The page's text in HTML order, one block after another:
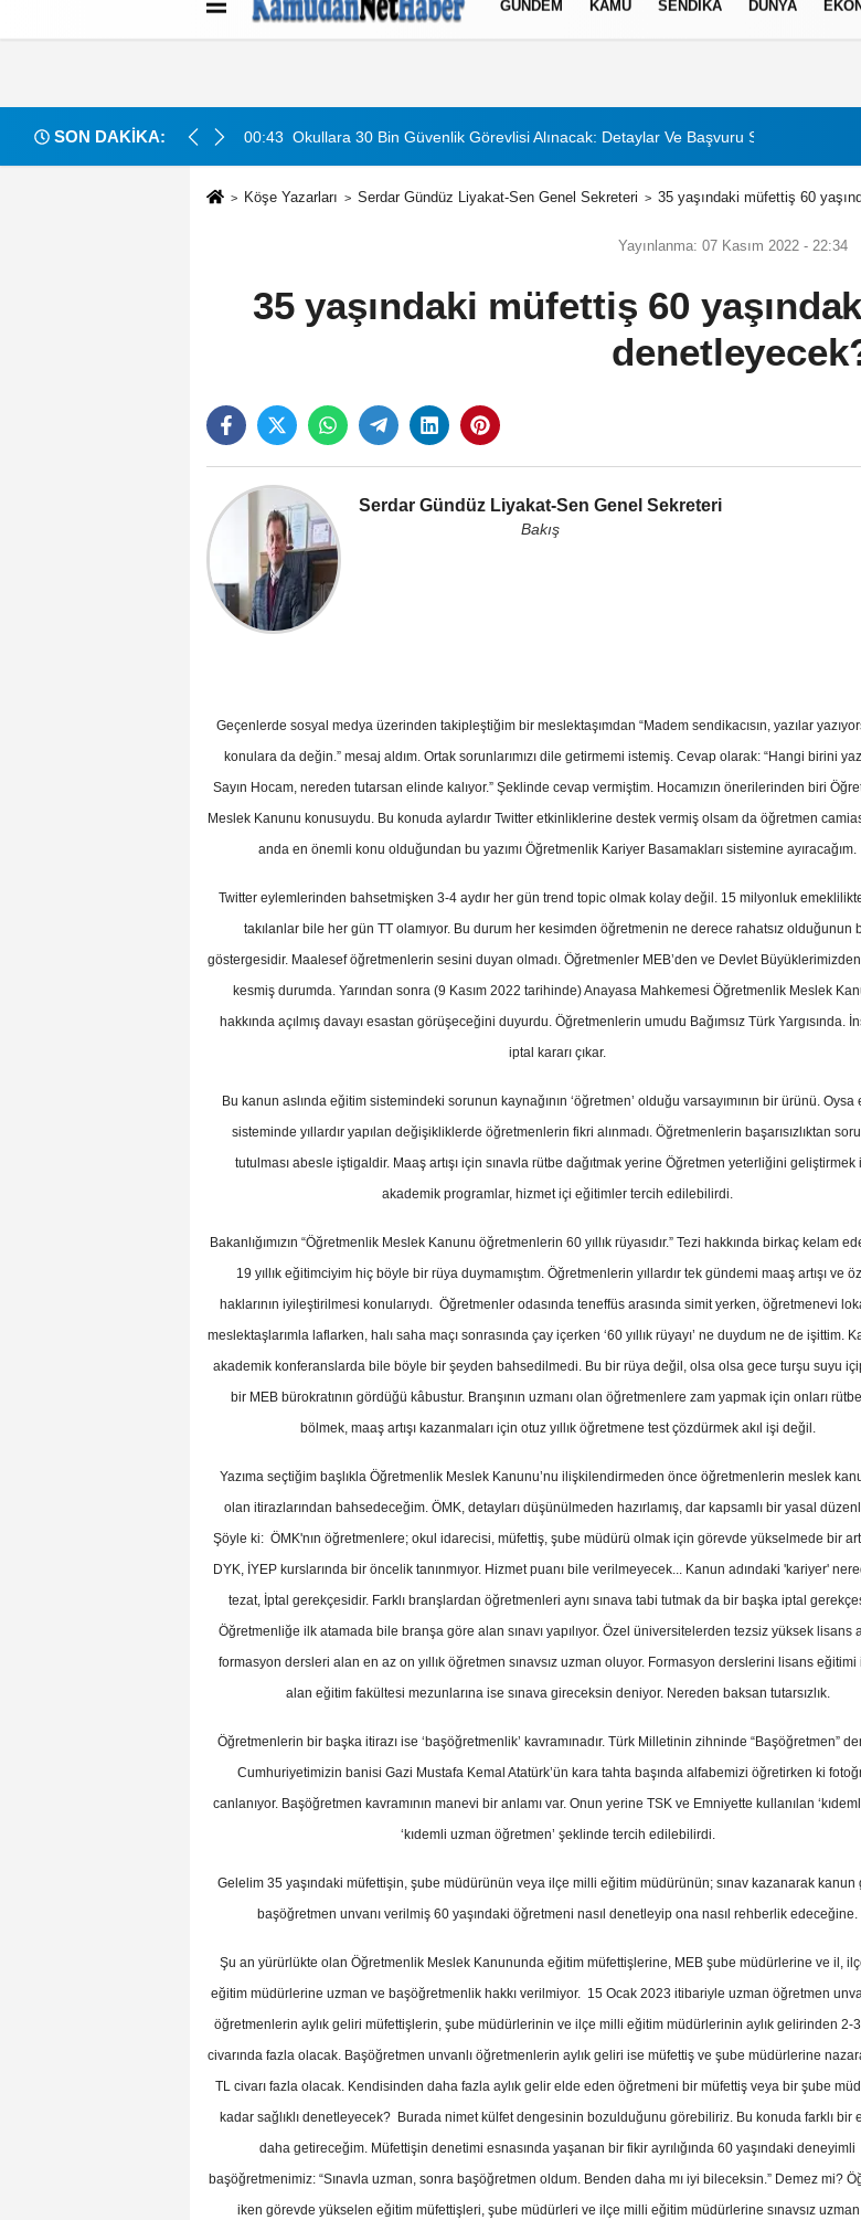
Künye İletişim Çerez Politikası
GÜNDEM KAMU SENDİKA DÜNYA
SON DAKİKA:
Detaylar Ve Başvuru Süreci 00:43 Okullara 30 Bin Güvenlik Görevlisi Alınacak: Detaylar Ve Başvuru Süreci
Köşe Yazarları Serdar Gündüz Liyakat-Sen Genel Sekreteri 35 yaşındaki müfettiş 60
Yayınlanma: 07 Kasım 2022 - 22:34
35 yaşındaki müfettiş 60
Serdar Gündüz Liyakat-Sen Genel Sekreteri
Bakış
Geçenlerde sosyal medya üzerinden takipleştiğim bir meslektaşımdan “Madem sendikacısın, yazılar
konulara da değin.” mesaj aldım. Ortak sorunlarımızı dile getirmemi istemiş. Cevap olarak: “Hangi birini
Sayın Hocam, nereden tutarsan elinde kalıyor.” Şeklinde cevap vermiştim. Hocamızın önerilerinden biri
Meslek Kanunu konusuydu. Bu konuda aylardır Twitter etkinliklerine destek vermiş olsam da öğretmen
anda en önemli konu olduğundan bu yazımı Öğretmenlik Kariyer Basamakları sistemine ayıracağım.
Twitter eylemlerinden bahsetmişken 3-4 aydır her gün trend topic olmak kolay değil. 15 milyonluk
takılanlar bile her gün TT olamıyor. Bu durum her kesimden öğretmenin ne derece rahatsız olduğunun
göstergesidir. Maalesef öğretmenlerin sesini duyan olmadı. Öğretmenler MEB’den ve Devlet
kesmiş durumda. Yarından sonra (9 Kasım 2022 tarihinde) Anayasa Mahkemesi Öğretmenlik Meslek
hakkında açılmış davayı esastan görüşeceğini duyurdu. Öğretmenlerin umudu Bağımsız Türk Yargısında.
iptal kararı çıkar.
Bu kanun aslında eğitim sistemindeki sorunun kaynağının ‘öğretmen’ olduğu varsayımının bir ürünü. Oysa
sisteminde yıllardır yapılan değişikliklerde öğretmenlerin fikri alınmadı. Öğretmenlerin başarısızlıktan
tutulması abesle iştigaldir. Maaş artışı için sınavla rütbe dağıtmak yerine Öğretmen yeterliğini geliştirmek
akademik programlar, hizmet içi eğitimler tercih edilebilirdi.
Bakanlığımızın “Öğretmenlik Meslek Kanunu öğretmenlerin 60 yıllık rüyasıdır.” Tezi hakkında birkaç kelam
19 yıllık eğitimciyim hiç böyle bir rüya duymamıştım. Öğretmenlerin yıllardır tek gündemi maaş artışı ve
haklarının iyileştirilmesi konularıydı. Öğretmenler odasında teneffüs arasında simit yerken, öğretmenevi
meslektaşlarımla laflarken, halı saha maçı sonrasında çay içerken ‘60 yıllık rüyayı’ ne duydum ne de işittim.
akademik konferanslarda bile böyle bir şeyden bahsedilmedi. Bu bir rüya değil, olsa olsa gece turşu suyu
bir MEB bürokratının gördüğü kâbustur. Branşının uzmanı olan öğretmenlere zam yapmak için onları
bölmek, maaş artışı kazanmaları için otuz yıllık öğretmene test çözdürmek akıl işi değil.
Yazıma seçtiğim başlıkla Öğretmenlik Meslek Kanunu’nu ilişkilendirmeden önce öğretmenlerin meslek
olan itirazlarından bahsedeceğim. ÖMK, detayları düşünülmeden hazırlamış, dar kapsamlı bir yasal
Şöyle ki: ÖMK'nın öğretmenlere; okul idarecisi, müfettiş, şube müdürü olmak için görevde yükselmede bir
DYK, İYEP kurslarında bir öncelik tanınmıyor. Hizmet puanı bile verilmeyecek... Kanun adındaki 'kariyer'
tezat, İptal gerekçesidir. Farklı branşlardan öğretmenleri aynı sınava tabi tutmak da bir başka iptal
Öğretmenliğe ilk atamada bile branşa göre alan sınavı yapılıyor. Özel üniversitelerden tezsiz yüksek lisans
formasyon dersleri alan en az on yıllık öğretmen sınavsız uzman oluyor. Formasyon derslerini lisans eğitimi
alan eğitim fakültesi mezunlarına ise sınava gireceksin deniyor. Nereden baksan tutarsızlık.
Öğretmenlerin bir başka itirazı ise ‘başöğretmenlik’ kavramınadır. Türk Milletinin zihninde “Başöğretmen”
Cumhuriyetimizin banisi Gazi Mustafa Kemal Atatürk’ün kara tahta başında alfabemizi öğretirken ki
canlanıyor. Başöğretmen kavramının manevi bir anlamı var. Onun yerine TSK ve Emniyette kullanılan
‘kıdemli uzman öğretmen’ şeklinde tercih edilebilirdi.
Gelelim 35 yaşındaki müfettişin, şube müdürünün veya ilçe milli eğitim müdürünün; sınav kazanarak kanun
başöğretmen unvanı verilmiş 60 yaşındaki öğretmeni nasıl denetleyip ona nasıl rehberlik edeceğine.
Şu an yürürlükte olan Öğretmenlik Meslek Kanununda eğitim müfettişlerine, MEB şube müdürlerine ve il,
eğitim müdürlerine uzman ve başöğretmenlik hakkı verilmiyor. 15 Ocak 2023 itibariyle uzman öğretmen
öğretmenlerin aylık geliri müfettişlerin, şube müdürlerinin ve ilçe milli eğitim müdürlerinin aylık gelirinden 2-
civarında fazla olacak. Başöğretmen unvanlı öğretmenlerin aylık geliri ise müfettiş ve şube müdürlerine
TL civarı fazla olacak. Kendisinden daha fazla aylık gelir elde eden öğretmeni bir müfettiş veya bir şube
kadar sağlıklı denetleyecek? Burada nimet külfet dengesinin bozulduğunu görebiliriz. Bu konuda farklı bir
daha getireceğim. Müfettişin denetimi esnasında yaşanan bir fikir ayrılığında 60 yaşındaki deneyimli
başöğretmenimiz: “Sınavla uzman, sonra başöğretmen oldum. Benden daha mı iyi bileceksin.” Demez mi?
iken görevde yükselen eğitim müfettişleri, şube müdürleri ve ilçe milli eğitim müdürlerine sınavsız
Şerife
Kutlu Rüyalar
Destanlar
Şevket